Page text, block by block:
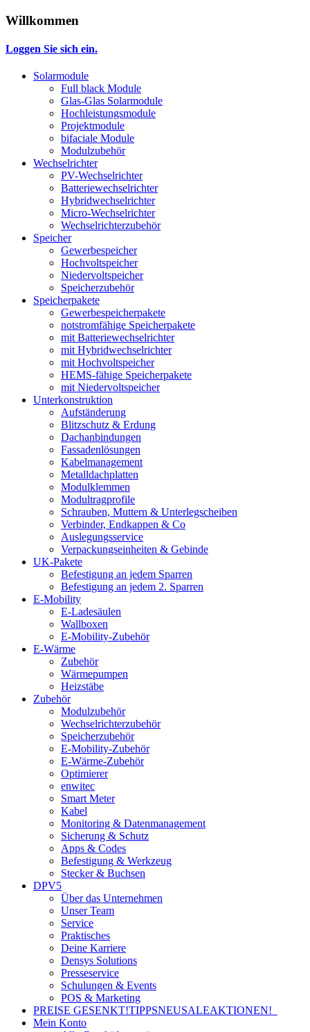
Willkommen
Loggen Sie sich ein.
Solarmodule
Full black Module
Glas-Glas Solarmodule
Hochleistungsmodule
Projektmodule
bifaciale Module
Modulzubehör
Wechselrichter
PV-Wechselrichter
Batteriewechselrichter
Hybridwechselrichter
Micro-Wechselrichter
Wechselrichterzubehör
Speicher
Gewerbespeicher
Hochvoltspeicher
Niedervoltspeicher
Speicherzubehör
Speicherpakete
Gewerbespeicherpakete
notstromfähige Speicherpakete
mit Batteriewechselrichter
mit Hybridwechselrichter
mit Hochvoltspeicher
HEMS-fähige Speicherpakete
mit Niedervoltspeicher
Unterkonstruktion
Aufständerung
Blitzschutz & Erdung
Dachanbindungen
Fassadenlösungen
Kabelmanagement
Metalldachplatten
Modulklemmen
Modultragprofile
Schrauben, Muttern & Unterlegscheiben
Verbinder, Endkappen & Co
Auslegungsservice
Verpackungseinheiten & Gebinde
UK-Pakete
Befestigung an jedem Sparren
Befestigung an jedem 2. Sparren
E-Mobility
E-Ladesäulen
Wallboxen
E-Mobility-Zubehör
E-Wärme
Zubehör
Wärmepumpen
Heizstäbe
Zubehör
Modulzubehör
Wechselrichterzubehör
Speicherzubehör
E-Mobility-Zubehör
E-Wärme-Zubehör
Optimierer
enwitec
Smart Meter
Kabel
Monitoring & Datenmanagement
Sicherung & Schutz
Apps & Codes
Befestigung & Werkzeug
Stecker & Buchsen
DPV5
Über das Unternehmen
Unser Team
Service
Praktisches
Deine Karriere
Densys Solutions
Presseservice
Schulungen & Events
POS & Marketing
PREISE GESENKT!TIPPSNEUSALEAKTIONEN!
Mein Konto